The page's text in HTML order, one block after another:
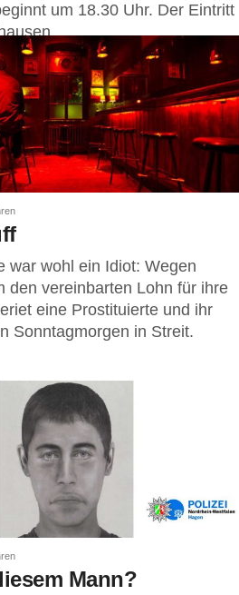
um 18.30 Uhr. Der Eintritt
war wohl ein Idiot: Wegen
den vereinbarten Lohn für ihre
eine Prostituierte und ihr
Sonntagmorgen in Streit.
Mann?